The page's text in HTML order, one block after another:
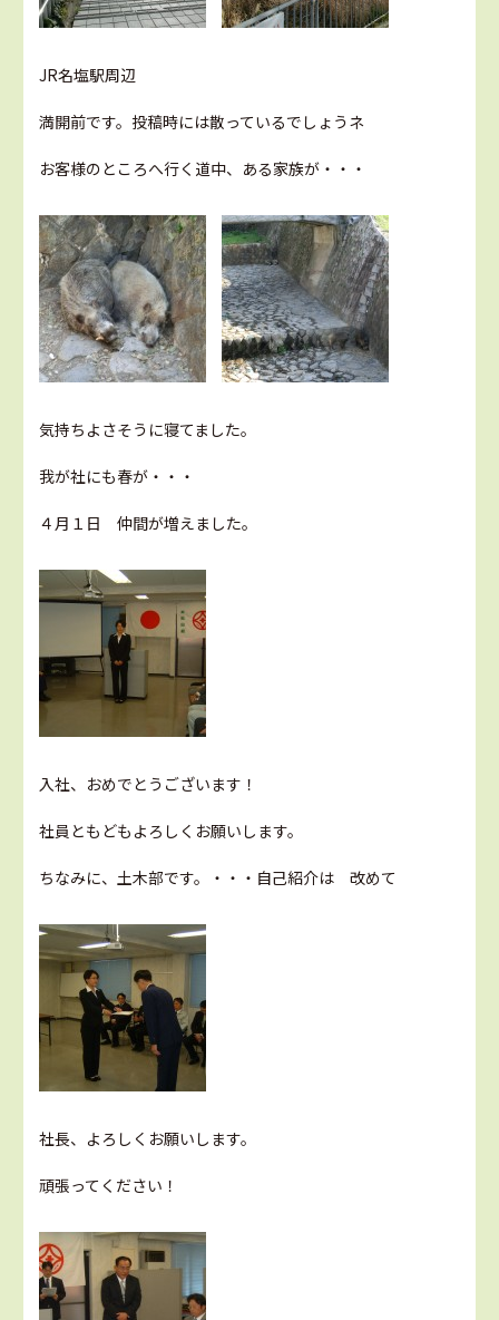
JR名塩駅周辺
満開前です。投稿時には散っているでしょうネ
お客様のところへ行く道中、ある家族が・・・
気持ちよさそうに寝てました。
我が社にも春が・・・
４月１日 仲間が増えました。
入社、おめでとうございます！
社員ともどもよろしくお願いします。
ちなみに、土木部です。・・・自己紹介は 改めて
社長、よろしくお願いします。
頑張ってください！